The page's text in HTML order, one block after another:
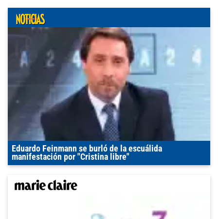
Eduardo Feinmann se burló de la escuálida
manifestación por "Cristina libre"